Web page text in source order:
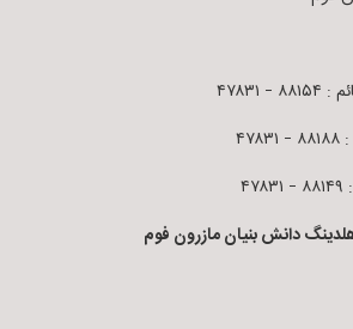
دانش بنیان مازرون فوم